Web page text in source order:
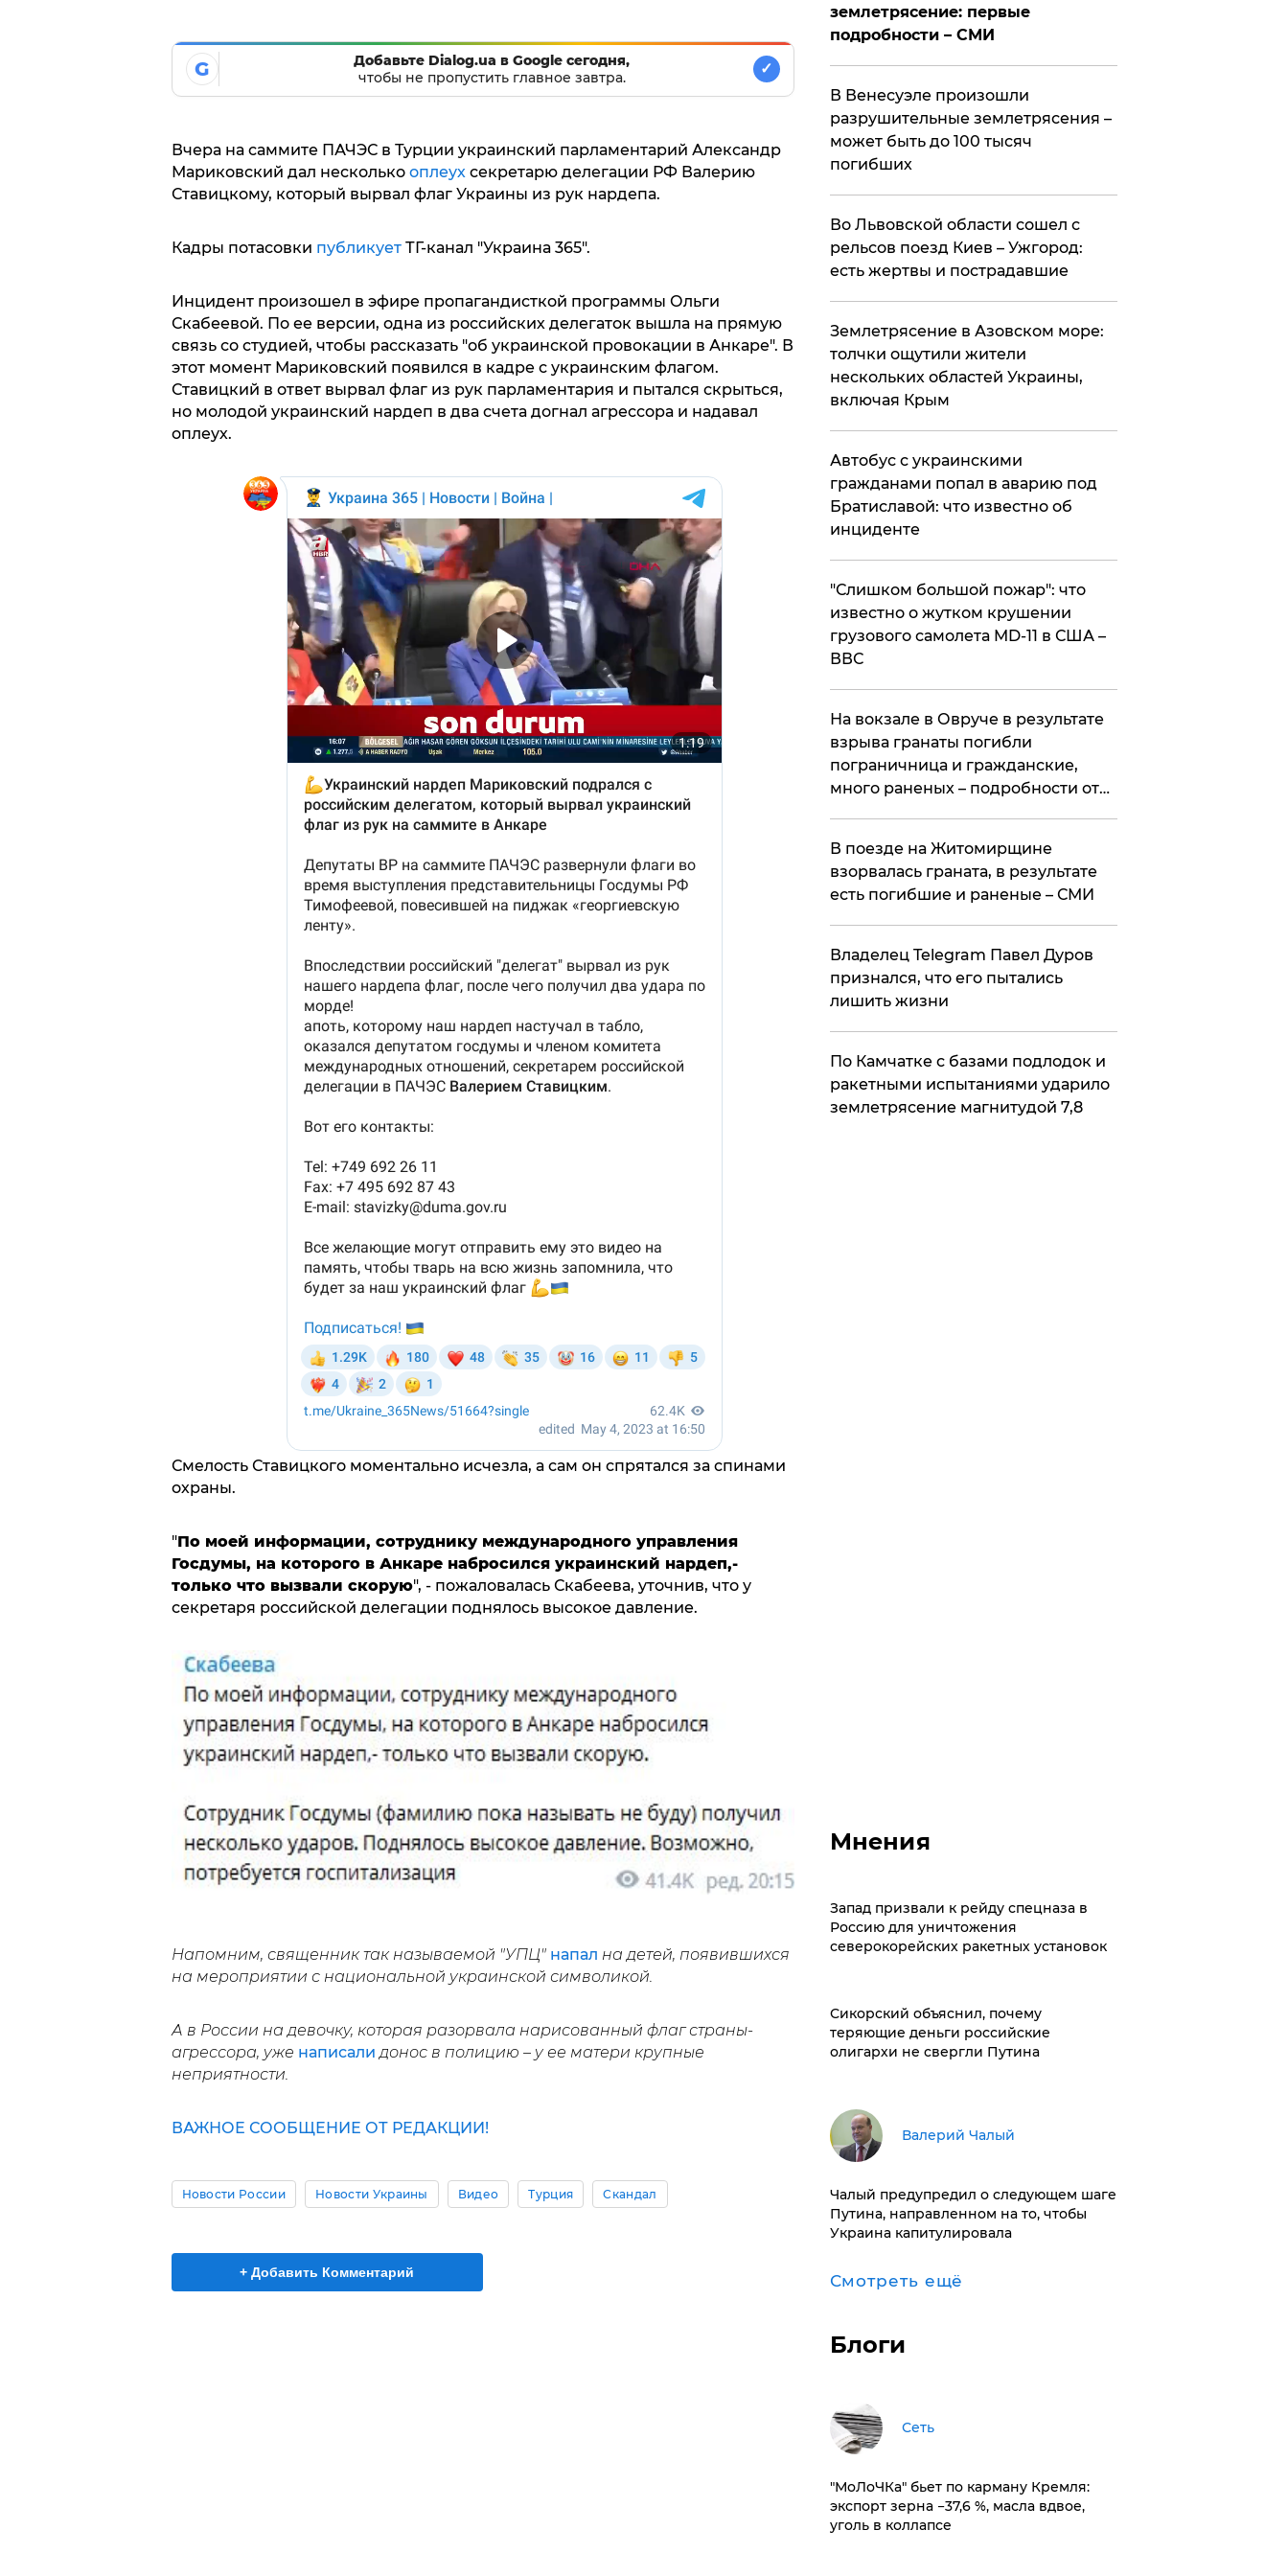
G
Добавьте Dialog.ua в Google сегодня,
чтобы не пропустить главное завтра.
✓
Вчера на саммите ПАЧЭС в Турции украинский парламентарий Александр
Мариковский дал несколько оплеух секретарю делегации РФ Валерию
Ставицкому, который вырвал флаг Украины из рук нардепа.
Кадры потасовки публикуетТГ-канал "Украина 365".
Инцидент произошел в эфире пропагандисткой программы Ольги
Скабеевой. По ее версии, одна из российских делегаток вышла на прямую
связь со студией, чтобы рассказать "об украинской провокации в Анкаре". В
этот момент Мариковский появился в кадре с украинским флагом.
Ставицкий в ответ вырвал флаг из рук парламентария и пытался скрыться,
но молодой украинский нардеп в два счета догнал агрессора и надавал
оплеух.
Смелость Ставицкого моментально исчезла, а сам он спрятался за спинами
охраны.
"По моей информации, сотруднику международного управления
Госдумы, на которого в Анкаре набросился украинский нардеп,-
только что вызвали скорую", - пожаловалась Скабеева, уточнив, что у
секретаря российской делегации поднялось высокое давление.
Напомним, священник так называемой "УПЦ" напал на детей, появившихся
на мероприятии с национальной украинской символикой.
А в России на девочку, которая разорвала нарисованный флаг страны-
агрессора, уже написалидонос в полицию – у ее матери крупные
неприятности.
ВАЖНОЕ СООБЩЕНИЕ ОТ РЕДАКЦИИ!
Новости России Новости Украины Видео Турция Скандал
+ Добавить Комментарий
землетрясение: первые
подробности – СМИ
В Венесуэле произошли
разрушительные землетрясения –
может быть до 100 тысяч
погибших
Во Львовской области сошел с
рельсов поезд Киев – Ужгород:
есть жертвы и пострадавшие
Землетрясение в Азовском море:
толчки ощутили жители
нескольких областей Украины,
включая Крым
Автобус с украинскими
гражданами попал в аварию под
Братиславой: что известно об
инциденте
"Слишком большой пожар": что
известно о жутком крушении
грузового самолета MD-11 в США –
ВВС
На вокзале в Овруче в результате
взрыва гранаты погибли
пограничница и гражданские,
много раненых – подробности от
В поезде на Житомирщине
взорвалась граната, в результате
есть погибшие и раненые – СМИ
Владелец Telegram Павел Дуров
признался, что его пытались
лишить жизни
По Камчатке с базами подлодок и
ракетными испытаниями ударило
землетрясение магнитудой 7,8
Мнения
Запад призвали к рейду спецназа в
Россию для уничтожения
северокорейских ракетных установок
Сикорский объяснил, почему
теряющие деньги российские
олигархи не свергли Путина
Валерий Чалый
Чалый предупредил о следующем шаге
Путина, направленном на то, чтобы
Украина капитулировала
Смотреть ещё
Блоги
Сеть
​"МоЛоЧКа" бьет по карману Кремля:
экспорт зерна −37,6 %, масла вдвое,
уголь в коллапсе